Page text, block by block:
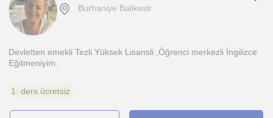
Burhaniye Balikesir
Devletten emekli Tezli Yüksek Lisansli ,Öğrenci merkezli İngilizce
Eğitmeniyim.
1. ders ücretsiz